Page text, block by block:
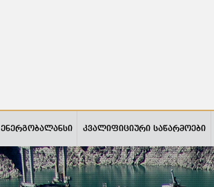
ენერგობალანსი კვალიფიციური საწარმოები